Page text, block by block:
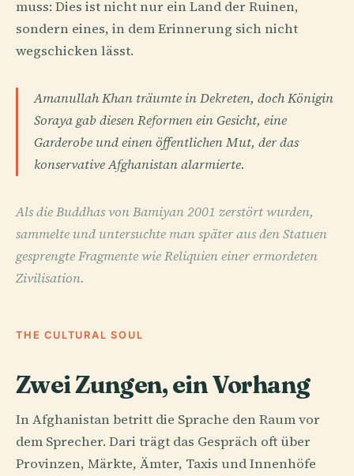
muss: Dies ist nicht nur ein Land der Ruinen,
sondern eines, in dem Erinnerung sich nicht
wegschicken lässt.
Amanullah Khan träumte in Dekreten, doch Königin
Soraya gab diesen Reformen ein Gesicht, eine
Garderobe und einen öffentlichen Mut, der das
konservative Afghanistan alarmierte.
Als die Buddhas von Bamiyan 2001 zerstört wurden,
sammelte und untersuchte man später aus den Statuen
gesprengte Fragmente wie Reliquien einer ermordeten
Zivilisation.
THE CULTURAL SOUL
Zwei Zungen, ein Vorhang
In Afghanistan betritt die Sprache den Raum vor
dem Sprecher. Dari trägt das Gespräch oft über
Provinzen, Märkte, Ämter, Taxis und Innenhöfe